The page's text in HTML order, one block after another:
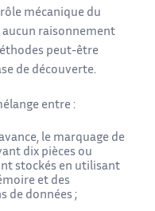
mécanique du
aucun raisonnement
peut-être
de découverte.
entre :
le marquage de
dix pièces ou
stockés en utilisant
et des
de données ;